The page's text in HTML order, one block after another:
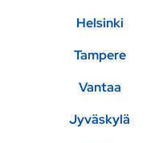
Helsinki
Tampere
Vantaa
Jyväskylä